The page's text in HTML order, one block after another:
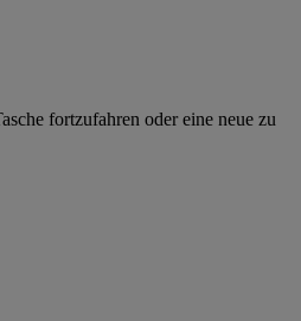
fortzufahren oder eine neue zu